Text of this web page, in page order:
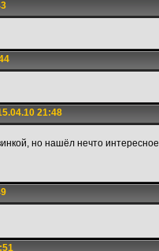
21:48
но нашёл нечто интересное